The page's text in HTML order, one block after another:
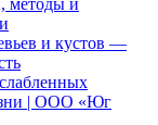
методы и
и кустов —
| ООО «Юг